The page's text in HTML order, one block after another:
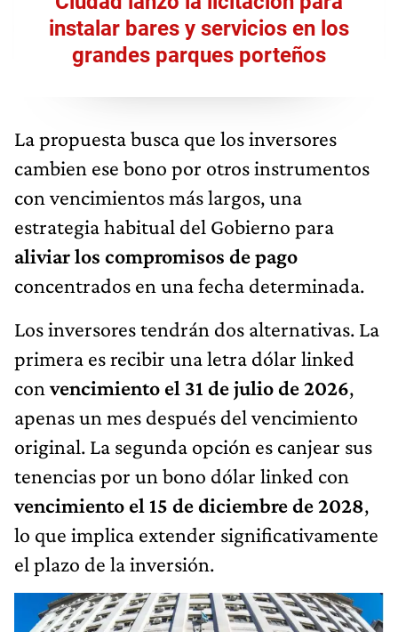
instalar bares y servicios en los
grandes parques porteños
La propuesta busca que los inversores
cambien ese bono por otros instrumentos
con vencimientos más largos, una
estrategia habitual del Gobierno para
aliviar los compromisos de pago
concentrados en una fecha determinada.
Los inversores tendrán dos alternativas. La
primera es recibir una letra dólar linked
con vencimiento el 31 de julio de 2026,
apenas un mes después del vencimiento
original. La segunda opción es canjear sus
tenencias por un bono dólar linked con
vencimiento el 15 de diciembre de 2028,
lo que implica extender significativamente
el plazo de la inversión.